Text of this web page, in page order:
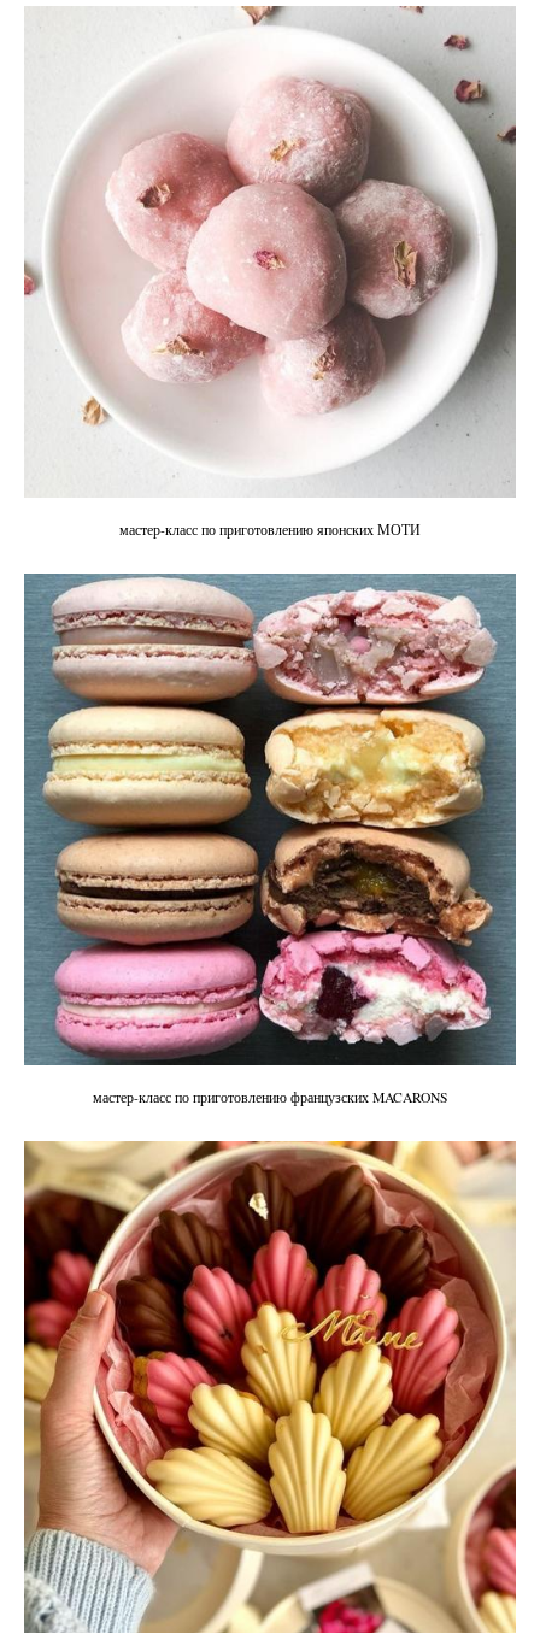
мастер-класс по приготовлению японских МОТИ
мастер-класс по приготовлению французских MACARONS